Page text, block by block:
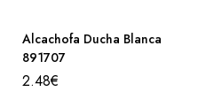
Alcachofa Ducha Blanca
891707
2.48€